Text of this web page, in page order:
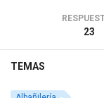
23
TEMAS